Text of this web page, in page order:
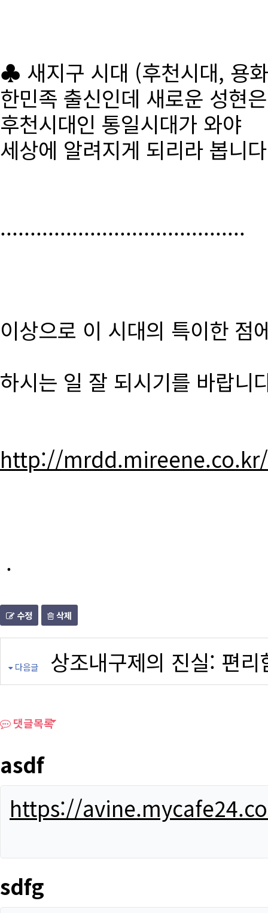
♣ 새지구 시대 (후천시대, 용
한민족 출신인데 새로운 성현
후천시대인 통일시대가 와야
세상에 알려지게 되리라 봅니
.........................................
이상으로 이 시대의 특이한 점
하시는 일 잘 되시기를 바랍니
http://
.
수정 삭제
다음글 상조내구제의 진실: 편
댓글목록
asdf
https://
sdfg